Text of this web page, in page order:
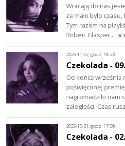
Wracają do nas
za mało było
Tym razem na
Robert Glasper… »
2025-11-07, godz. 18:23
Czekolada -
Od końca września
poświęconej
nagromadziło nam
zaległości. Czas
2025-10-31, godz. 17:09
Czekolada -